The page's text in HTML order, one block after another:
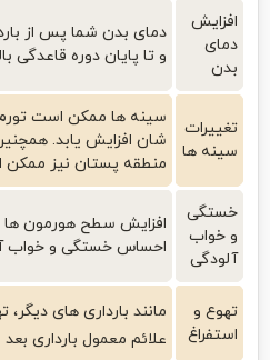
افزایش
دمای
بدن
دمای بدن شما پس از
و تا پایان دوره قاعدگی
تغییرات
سینه ها
سینه ها ممکن است
شان افزایش یابد.
منطقه پستان نیز
خستگی
و خواب
آلودگی
افزایش سطح هورمون ها
احساس خستگی و خواب
تهوع و
استفراغ
مانند بارداری های دیگر،
علائم معمول بارداری